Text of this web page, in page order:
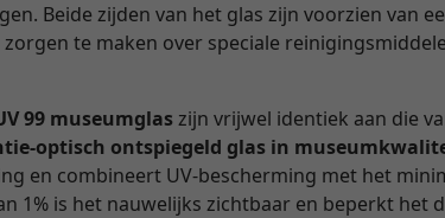
Beide zijden van het glas zijn voorzien van
te maken over speciale
99 museumglaszijn vrijwel identiek aan die
optisch ontspiegeld glas in
en combineert UV-bescherming met het
1% is het nauwelijks zichtbaar en beperkt het